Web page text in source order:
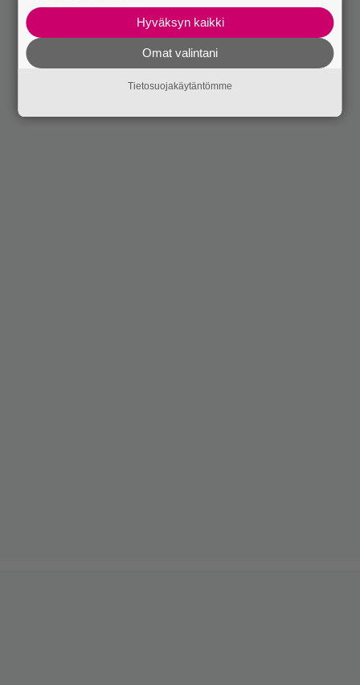
Hyväksyn kaikki
Omat valintani
Tietosuojakäytäntömme